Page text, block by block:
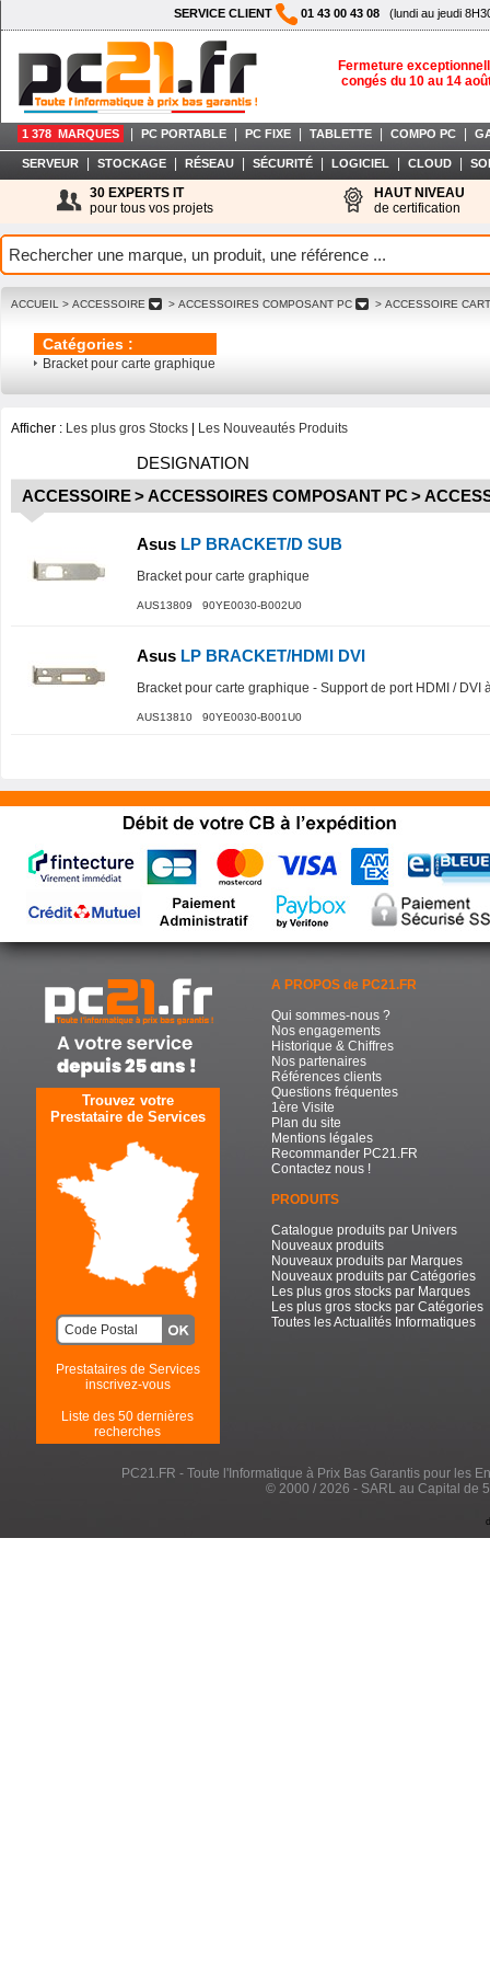
SERVICE CLIENT 01 43 00 43 08 (lundi au jeudi
Fermeture
congés du 10 au 14
1 378 MARQUES PC PORTABLE PC FIXE TABLETTE COMPO PC
SERVEUR STOCKAGE RÉSEAU SÉCURITÉ LOGICIEL CLOUD
30 EXPERTS IT
pour tous vos projets
HAUT NIVEAU
de certification
ACCUEIL > ACCESSOIRE > ACCESSOIRES COMPOSANT PC > ACCESSOIRE
Catégories :
Bracket pour carte graphique
Afficher : Les plus gros Stocks Les Nouveautés Produits
DESIGNATION
ACCESSOIRE>ACCESSOIRES COMPOSANT PC>
Asus LP BRACKET/D SUB
Bracket pour carte graphique
AUS13809 90YE0030-B002U0
Asus LP BRACKET/HDMI DVI
Bracket pour carte graphique - Support de port HDMI / DVI
AUS13810 90YE0030-B001U0
Trouvez votre
Prestataire de Services
Prestataires de Services
inscrivez-vous
Liste des 50 dernières
recherches
A PROPOS de PC21.FR
Qui sommes-nous ?
Nos engagements
Historique & Chiffres
Nos partenaires
Références clients
Questions fréquentes
1ère Visite
Plan du site
Mentions légales
Recommander PC21.FR
Contactez nous !
PRODUITS
Catalogue produits par Univers
Nouveaux produits
Nouveaux produits par Marques
Nouveaux produits par Catégories
Les plus gros stocks par Marques
Les plus gros stocks par Catégories
Toutes les Actualités Informatiques
PC21.FR - Toute l'Informatique à Prix Bas Garantis pour les
© 2000 / 2026 - SARL au Capital de